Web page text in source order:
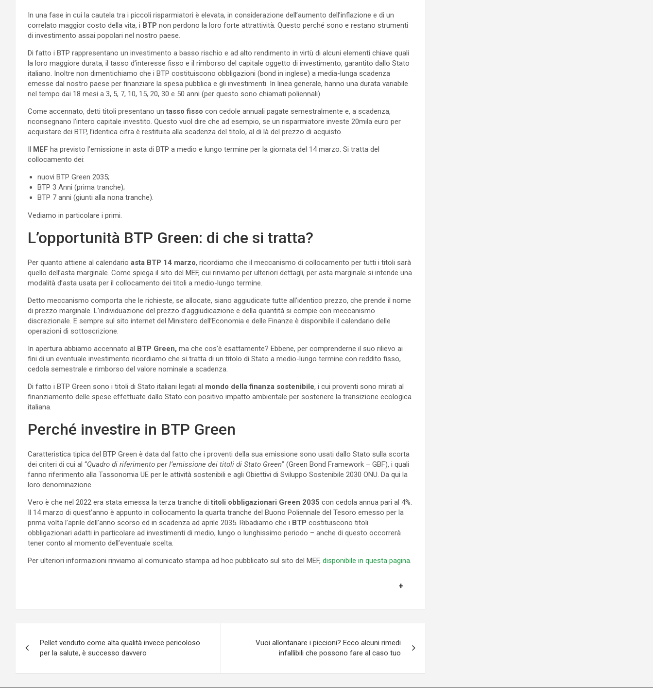
In una fase in cui la cautela tra i piccoli risparmiatori è elevata, in considerazione dell’aumento dell’inflazione e di un
correlato maggior costo della vita, i BTP non perdono la loro forte attrattività. Questo perché sono e restano strumenti
di investimento assai popolari nel nostro paese.
Di fatto i BTP rappresentano un investimento a basso rischio e ad alto rendimento in virtù di alcuni elementi chiave quali
la loro maggiore durata, il tasso d’interesse fisso e il rimborso del capitale oggetto di investimento, garantito dallo Stato
italiano. Inoltre non dimentichiamo che i BTP costituiscono obbligazioni (bond in inglese) a media-lunga scadenza
emesse dal nostro paese per finanziare la spesa pubblica e gli investimenti. In linea generale, hanno una durata variabile
nel tempo dai 18 mesi a 3, 5, 7, 10, 15, 20, 30 e 50 anni (per questo sono chiamati poliennali).
Come accennato, detti titoli presentano untasso fisso con cedole annuali pagate semestralmente e, a scadenza,
riconsegnano l’intero capitale investito. Questo vuol dire che ad esempio, se un risparmiatore investe 20mila euro per
acquistare dei BTP, l’identica cifra è restituita alla scadenza del titolo, al di là del prezzo di acquisto.
Il MEF ha previsto l’emissione in asta di BTP a medio e lungo termine per la giornata del 14 marzo. Si tratta del
collocamento dei:
nuovi BTP Green 2035;
BTP 3 Anni (prima tranche);
BTP 7 anni (giunti alla nona tranche).
Vediamo in particolare i primi.
L’opportunità BTP Green: di che si tratta?
Per quanto attiene al calendario asta BTP 14 marzo, ricordiamo che il meccanismo di collocamento per tutti i titoli sarà
quello dell’asta marginale. Come spiega il sito del MEF, cui rinviamo per ulteriori dettagli, per asta marginale si intende una
modalità d’asta usata per il collocamento dei titoli a medio-lungo termine.
Detto meccanismo comporta che le richieste, se allocate, siano aggiudicate tutte all’identico prezzo, che prende il nome
di prezzo marginale. L’individuazione del prezzo d’aggiudicazione e della quantità si compie con meccanismo
discrezionale. E sempre sul sito internet del Ministero dell’Economia e delle Finanze è disponibile il calendario delle
operazioni di sottoscrizione.
In apertura abbiamo accennato al BTP Green, ma che cos’è esattamente? Ebbene, per comprenderne il suo rilievo ai
fini di un eventuale investimento ricordiamo che si tratta di un titolo di Stato a medio-lungo termine con reddito fisso,
cedola semestrale e rimborso del valore nominale a scadenza.
Di fatto i BTP Green sono i titoli di Stato italiani legati al mondo della finanza sostenibile, i cui proventi sono mirati al
finanziamento delle spese effettuate dallo Stato con positivo impatto ambientale per sostenere la transizione ecologica
italiana.
Perché investire in BTP Green
Caratteristica tipica del BTP Green è data dal fatto che i proventi della sua emissione sono usati dallo Stato sulla scorta
dei criteri di cui al “Quadro di riferimento per l’emissione dei titoli di Stato Green” (Green Bond Framework – GBF), i quali
fanno riferimento alla Tassonomia UE per le attività sostenibili e agli Obiettivi di Sviluppo Sostenibile 2030 ONU. Da qui la
loro denominazione.
Vero è che nel 2022 era stata emessa la terza tranche dititoli obbligazionari Green 2035 con cedola annua pari al 4%.
Il 14 marzo di quest’anno è appunto in collocamento la quarta tranche del Buono Poliennale del Tesoro emesso per la
prima volta l’aprile dell’anno scorso ed in scadenza ad aprile 2035. Ribadiamo che i BTP costituiscono titoli
obbligazionari adatti in particolare ad investimenti di medio, lungo o lunghissimo periodo – anche di questo occorrerà
tener conto al momento dell’eventuale scelta.
Per ulteriori informazioni rinviamo al comunicato stampa ad hoc pubblicato sul sito del MEF, disponibile in questa pagina.
articoli
Pellet venduto come alta qualità invece pericoloso
per la salute, è successo davvero
Vuoi allontanare i piccioni? Ecco alcuni rimedi
infallibili che possono fare al caso tuo